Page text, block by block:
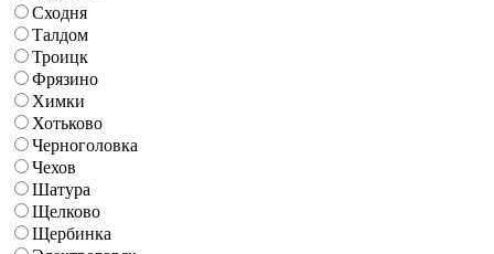
Сходня
Талдом
Троицк
Фрязино
Химки
Хотьково
Черноголовка
Чехов
Шатура
Щелково
Щербинка